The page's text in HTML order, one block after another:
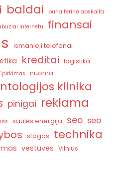
baldai
buhalterinė apskaita
internetu finansai
ismanieji telefonai
kreditai logistika
pirkimas nuoma
klinika
pinigai reklama
saulės energija seo seo
stogas technika
vestuves Vilnius